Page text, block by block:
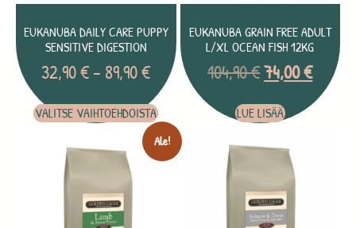
EUKANUBA DAILY CARE PUPPY
SENSITIVE DIGESTION
32,90€– 89,90€
VALITSE VAIHTOEHDOISTA
EUKANUBA GRAIN FREE ADULT
L/XL OCEAN FISH 12KG
104,90€74,00€
LUE LISÄÄ
Ale!